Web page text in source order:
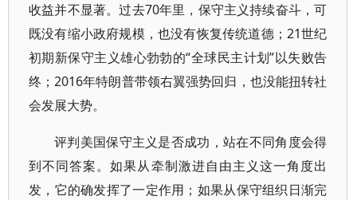
收益并不显著。过去70年里，保守主义持续奋斗，可
既没有缩小政府规模，也没有恢复传统道德；21世纪
初期新保守主义雄心勃勃的“全球民主计划”以失败告
终；2016年特朗普带领右翼强势回归，也没能扭转社
会发展大势。
评判美国保守主义是否成功，站在不同角度会得
到不同答案。如果从牵制激进自由主义这一角度出
发，它的确发挥了一定作用；如果从保守组织日渐完